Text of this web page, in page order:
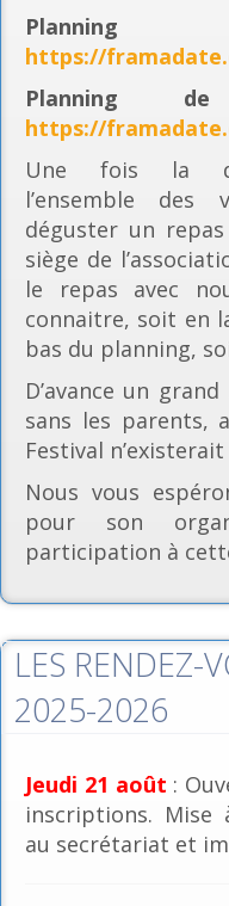
Planning
https://
Planning
https://
Une fois la
l’ensemble
déguster un repas
siège de
le repas avec
connaitre, soit en
bas du planning,
D’avance un
sans les parents,
Festival n’existerait
Nous vous
pour son
participation à
LES RENDEZ-
2025-2026
Jeudi 21 août :
inscriptions. Mise
au secrétariat et